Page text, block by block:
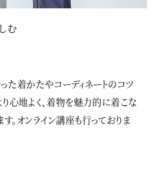
む
着かたやコーディネートのコツ
り心地よく、着物を魅力的に着こな
。オンライン講座も行っておりま